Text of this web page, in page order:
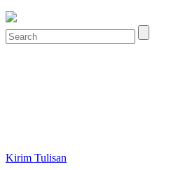
Kirim Tulisan